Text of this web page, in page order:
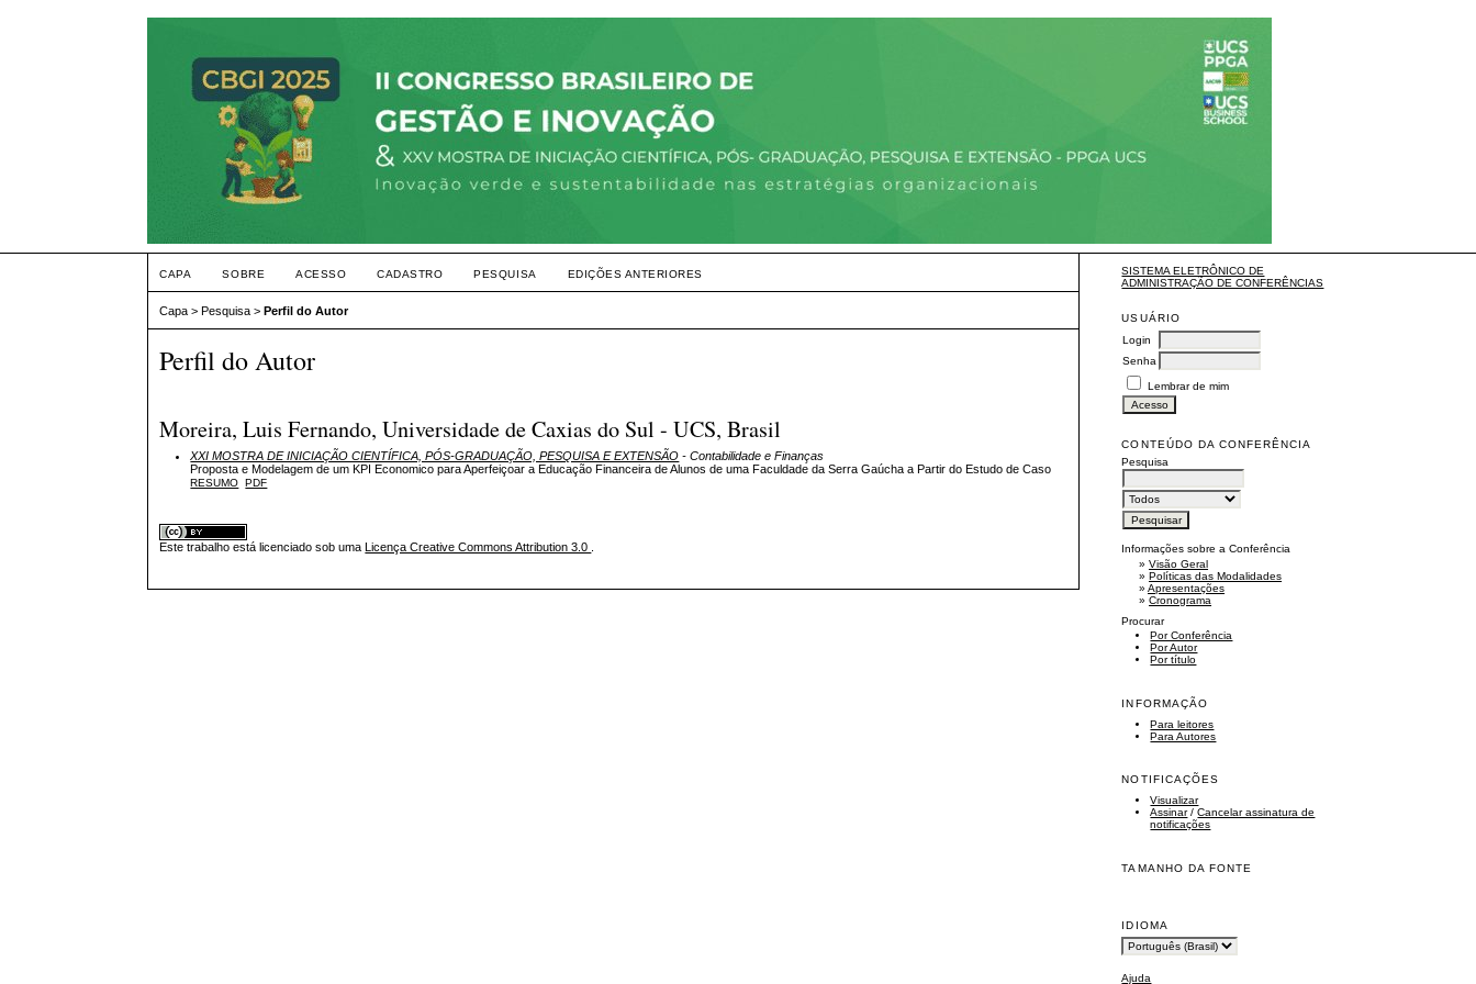
SISTEMA ELETRÔNICO DE
ADMINISTRAÇÃO DE CONFERÊNCIAS
USUÁRIO
Login
Senha
Lembrar de mim
CONTEÚDO DA CONFERÊNCIA
Pesquisa
Informações sobre a Conferência
»Visão Geral
»Políticas das Modalidades
»Apresentações
»Cronograma
Procurar
Por Conferência
Por Autor
Por título
INFORMAÇÃO
Para leitores
Para Autores
NOTIFICAÇÕES
Visualizar
Assinar/Cancelar assinatura de
notificações
TAMANHO DA FONTE
IDIOMA
Ajuda
CAPA SOBRE ACESSO CADASTRO PESQUISA EDIÇÕES ANTERIORES
Capa >Pesquisa >Perfil do Autor
Perfil do Autor
Moreira, Luis Fernando, Universidade de Caxias do Sul - UCS, Brasil
XXI MOSTRA DE INICIAÇÃO CIENTÍFICA, PÓS-GRADUAÇÃO, PESQUISA E EXTENSÃO - Contabilidade e Finanças
Proposta e Modelagem de um KPI Economico para Aperfeiçoar a Educação Financeira de Alunos de uma Faculdade da Serra Gaúcha a Partir do Estudo de Caso
RESUMO PDF
Este trabalho está licenciado sob uma Licença Creative Commons Attribution 3.0